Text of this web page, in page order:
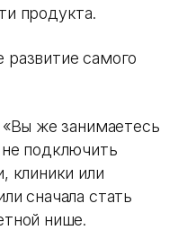
продукта.
самого
же занимаетесь
подключить
клиники или
сначала стать
нише.